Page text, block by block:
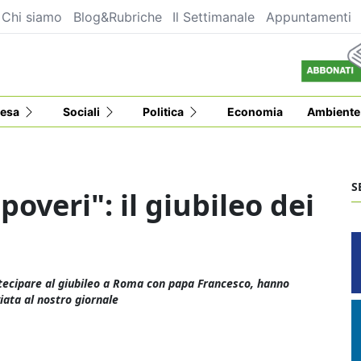
Chi siamo Blog&Rubriche Il Settimanale Appuntamenti
Sociali Politica Economia Ambiente
il giubileo dei
al giubileo a Roma con papa Francesco, hanno
al nostro giornale